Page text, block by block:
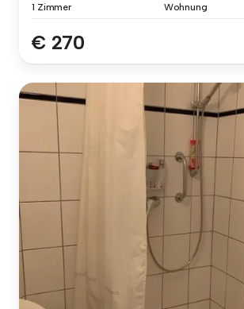
1 Zimmer Wohnung
€ 270